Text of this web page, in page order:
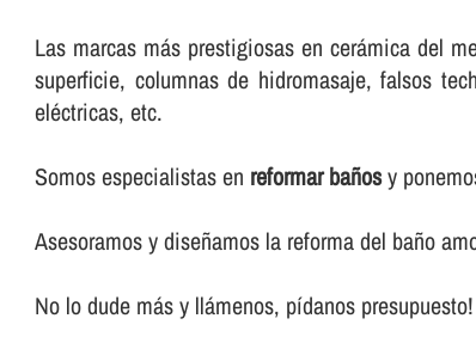
Las marcas más prestigiosas en cerámica del
superficie, columnas de hidromasaje, falsos
eléctricas, etc.
Somos especialistas en reformar bañosy
Asesoramos y diseñamos la reforma del baño
No lo dude más y llámenos, pí­danos